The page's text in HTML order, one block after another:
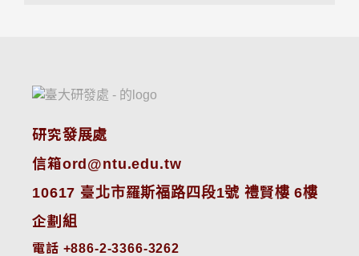
研究發展處
信箱ord@ntu.edu.tw
10617 臺北市羅斯福路四段1號 禮賢樓 6樓
企劃組
電話 +886-2-3366-3262